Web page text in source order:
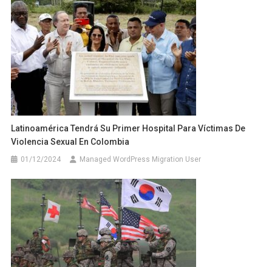
Latinoamérica Tendrá Su Primer Hospital Para Víctimas De
Violencia Sexual En Colombia
01/12/2024 Managed WordPress Migration User